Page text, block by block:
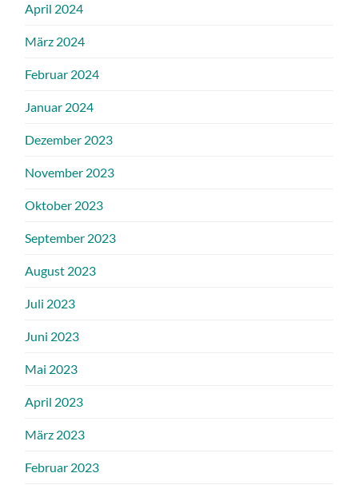
April 2024
März 2024
Februar 2024
Januar 2024
Dezember 2023
November 2023
Oktober 2023
September 2023
August 2023
Juli 2023
Juni 2023
Mai 2023
April 2023
März 2023
Februar 2023